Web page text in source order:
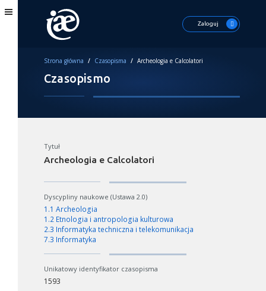
Zaloguj
Strona główna / Czasopisma / Archeologia e Calcolatori
Czasopismo
Tytuł
Archeologia e Calcolatori
Dyscypliny naukowe (Ustawa 2.0)
1.1 Archeologia
1.2 Etnologia i antropologia kulturowa
2.3 Informatyka techniczna i telekomunikacja
7.3 Informatyka
Unikatowy identyfikator czasopisma
1593